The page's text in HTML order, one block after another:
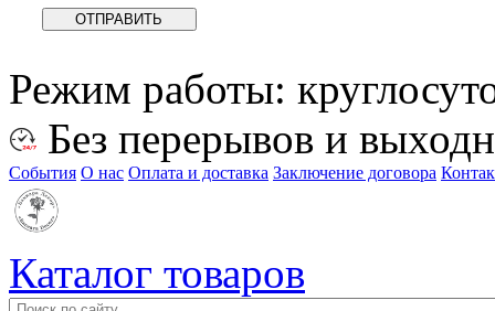
Режим работы:
Без перерывов и
События О нас Оплата и доставка Заключение договора
Каталог товаров